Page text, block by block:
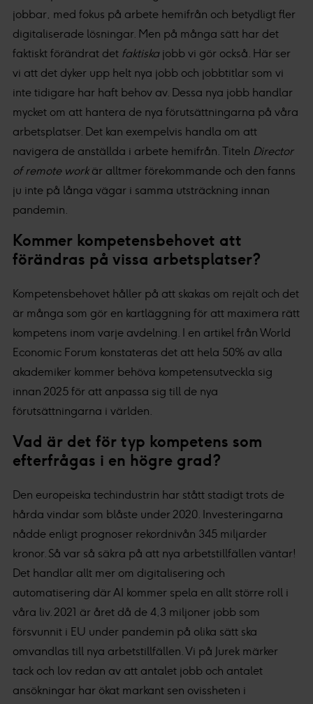
jobbar, med fokus på arbete hemifrån och betydligt fler
digitaliserade lösningar. Men på många sätt har det
faktiskt förändrat det faktiskajobb vi gör också. Här ser
vi att det dyker upp helt nya jobb och jobbtitlar som vi
inte tidigare har haft behov av. Dessa nya jobb handlar
mycket om att hantera de nya förutsättningarna på våra
arbetsplatser. Det kan exempelvis handla om att
navigera de anställda i arbete hemifrån. Titeln Director
of remote workär alltmer förekommande och den fanns
ju inte på långa vägar i samma utsträckning innan
pandemin.
Kommer kompetensbehovet att
förändras på vissa arbetsplatser?
Kompetensbehovet håller på att skakas om rejält och det
är många som gör en kartläggning för att maximera rätt
kompetens inom varje avdelning. I en artikel från World
Economic Forum konstateras det att hela 50% av alla
akademiker kommer behöva kompetensutveckla sig
innan 2025 för att anpassa sig till de nya
förutsättningarna i världen.
Vad är det för typ kompetens som
efterfrågas i en högre grad?
Den europeiska techindustrin har stått stadigt trots de
hårda vindar som blåste under 2020. Investeringarna
nådde enligt prognoser rekordnivån 345 miljarder
kronor. Så var så säkra på att nya arbetstillfällen väntar!
Det handlar allt mer om digitalisering och
automatisering där AI kommer spela en allt större roll i
våra liv. 2021 är året då de 4,3 miljoner jobb som
försvunnit i EU under pandemin på olika sätt ska
omvandlas till nya arbetstillfällen. Vi på Jurek märker
tack och lov redan av att antalet jobb och antalet
ansökningar har ökat markant sen ovissheten i